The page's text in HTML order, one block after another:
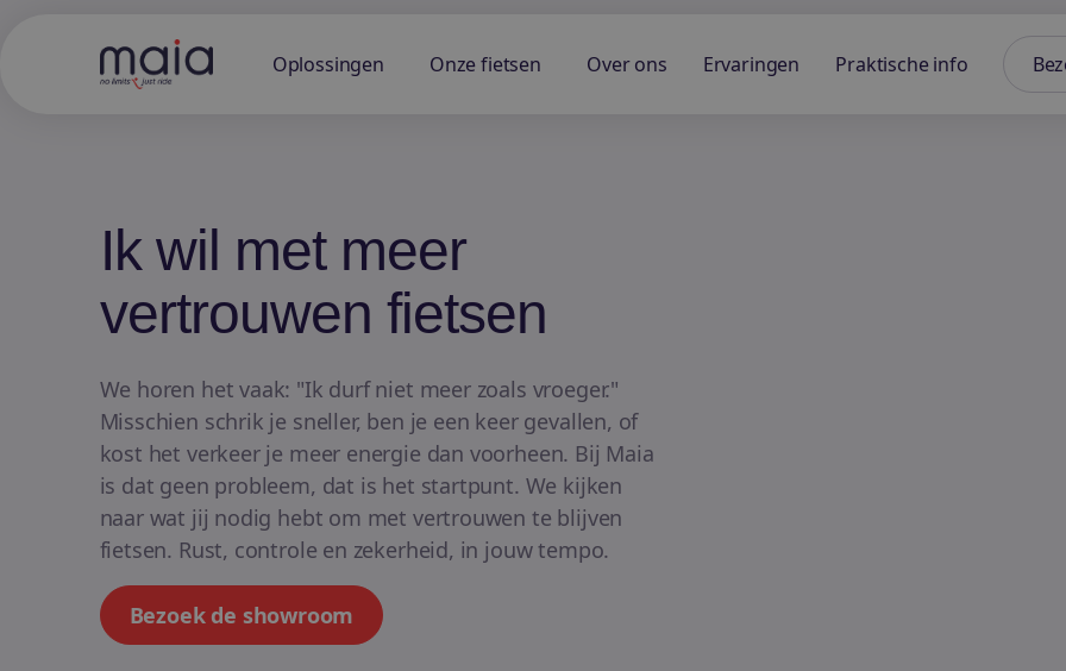
Oplossingen Onze fietsen Over ons Ervaringen Praktische info
Ik wil met meer
vertrouwen fietsen
We horen het vaak: "Ik durf niet meer zoals vroeger."
Misschien schrik je sneller, ben je een keer gevallen, of
kost het verkeer je meer energie dan voorheen. Bij Maia
is dat geen probleem, dat is het startpunt. We kijken
naar wat jij nodig hebt om met vertrouwen te blijven
fietsen. Rust, controle en zekerheid, in jouw tempo.
Bezoek de showroom